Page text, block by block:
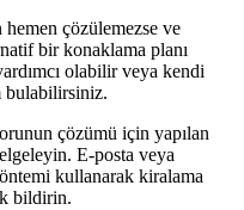
hemen çözülemezse ve
bir konaklama planı
olabilir veya kendi
bulabilirsiniz.
çözümü için yapılan
E-posta veya
kullanarak kiralama
bildirin.